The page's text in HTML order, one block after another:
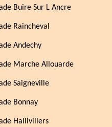
Buire Sur L Ancre
Raincheval
Andechy
Marche Allouarde
Saigneville
Bonnay
Hallivillers